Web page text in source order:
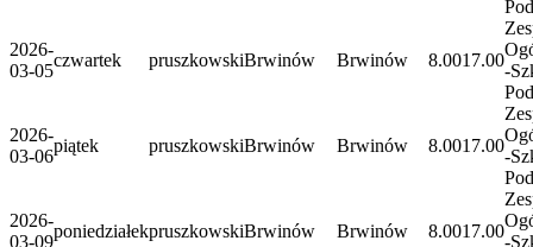
2026-
03-05
czwartek pruszkowskiBrwinów Brwinów 8.0017.00
-
2026-
03-06
piątek pruszkowskiBrwinów Brwinów 8.0017.00
-
2026-
03-09
poniedziałekpruszkowskiBrwinów Brwinów 8.0017.00
-